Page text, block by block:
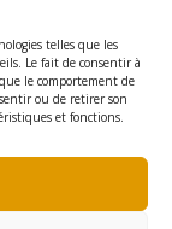
telles que les
Le fait de consentir à
le comportement de
ou de retirer son
et fonctions.